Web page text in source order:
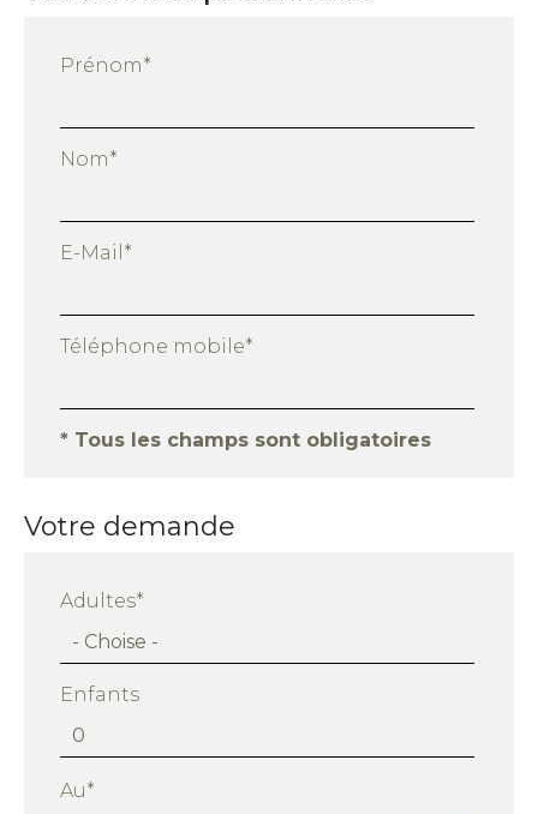
Prénom*
Nom*
E-Mail*
Téléphone mobile*
* Tous les champs sont obligatoires
Votre demande
Adultes*
Enfants
Au*